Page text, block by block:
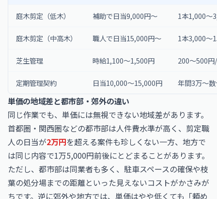
庭木剪定（低木） 補助で日当9,000円〜 1本1,000〜
庭木剪定（中高木） 職人で日当15,000円〜 1本3,000〜
芝生管理 時給1,100〜1,500円 200〜500
定期管理契約 日当10,000〜15,000円 年間3万〜
単価の地域差と都市部・郊外の違い
同じ作業でも、単価には無視できない地域差があります。
首都圏・関西圏などの都市部は人件費水準が高く、剪定職
人の日当が2万円を超える案件も珍しくない一方、地方で
は同じ内容で1万5,000円前後にとどまることがあります。
ただし、都市部は同業者も多く、駐車スペースの確保や枝
葉の処分場までの距離といった見えないコストがかさみが
ちです。逆に郊外や地方では、単価はやや低くても「頼め